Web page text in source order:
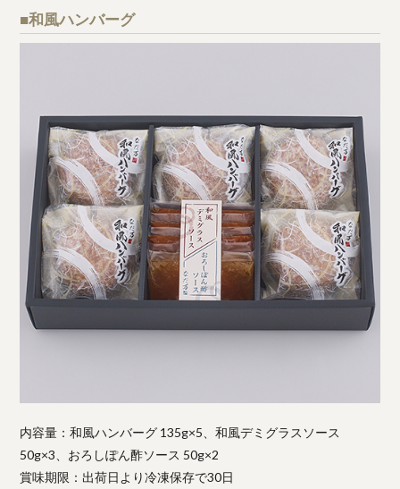
■和風ハンバーグ
内容量：和風ハンバーグ 135g×5、和風デミグラスソース
50g×3、おろしぽん酢ソース 50g×2
賞味期限：出荷日より冷凍保存で30日